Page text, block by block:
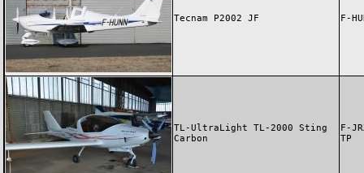
Tecnam P2002 JF F-
TL-UltraLight TL-2000 Sting
Carbon
F-
TP